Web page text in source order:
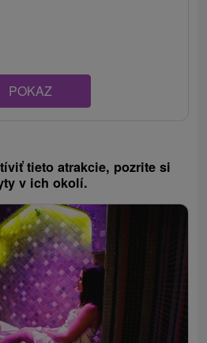
POKAZ
tieto atrakcie, pozrite si
v ich okolí.